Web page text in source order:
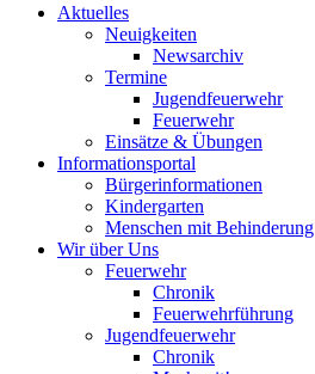
Aktuelles
Neuigkeiten
Newsarchiv
Termine
Jugendfeuerwehr
Feuerwehr
Einsätze & Übungen
Informationsportal
Bürgerinformationen
Kindergarten
Menschen mit Behinderung
Wir über Uns
Feuerwehr
Chronik
Feuerwehrführung
Jugendfeuerwehr
Chronik